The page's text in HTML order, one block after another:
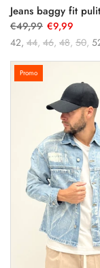
Jeans baggy fit
€49,99 €9,99
42 44 46 48 50
Promo